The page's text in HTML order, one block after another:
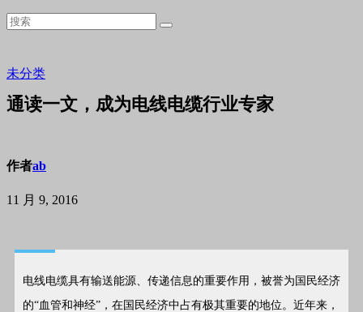
未分类
通读一文，成为电线电缆行业专家
作者ab
11 月 9, 2016
电线电缆具有输送能源、传递信息的重要作用，被誉为国民经济
的“血管和神经”，在国民经济中占有极其重要的地位。近年来，